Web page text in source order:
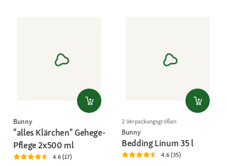
Bunny
"alles Klärchen" Gehege-
Pflege 2x500 ml
4.6 (17)
2 Verpackungsgrößen
Bunny
Bedding Linum 35 l
4.6 (35)